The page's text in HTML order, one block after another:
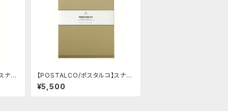
ナッ
【POSTALCO/ポスタルコ】スナッ
プパッド SQ A4 (Light Beige)
¥5,500